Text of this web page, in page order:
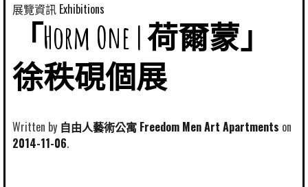
展覽資訊 Exhibitions
「Horm One | 荷爾蒙」
徐秩硯個展
Written by 自由人藝術公寓 Freedom Men Art Apartments
2014-11-06